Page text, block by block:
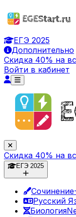
ЕГЭ 2025
Дополнительно
Скидка 40% на
Войти в кабинет
Скидка 40% на
ЕГЭ 2025
Сочинение
Русский
Биология